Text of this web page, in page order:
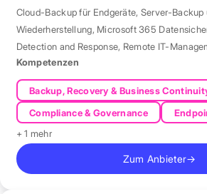
Cloud-Backup für Endgeräte, Server-Backup
Wiederherstellung, Microsoft 365
Detection and Response, Remote IT-
Kompetenzen
Backup, Recovery & Business
Compliance & Governance
+ 1 mehr
Zum Anbieter→